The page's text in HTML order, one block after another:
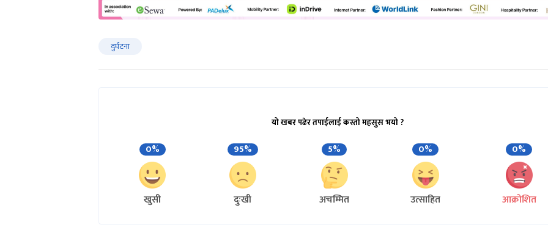
दुर्घटना
यो खबर पढेर तपाईलाई कस्तो महसुस भयो ?
0%
खुसी
95%
दुःखी
5%
अचम्मित
0%
उत्साहित
0%
आक्रोशित